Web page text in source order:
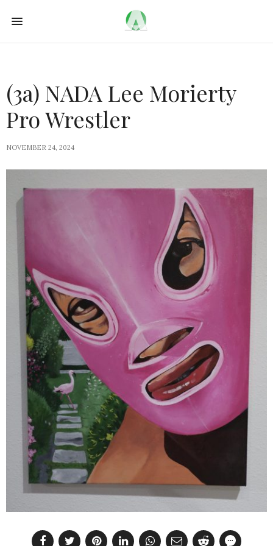
(3a) NADA Lee Morierty
Pro Wrestler
NOVEMBER 24, 2024